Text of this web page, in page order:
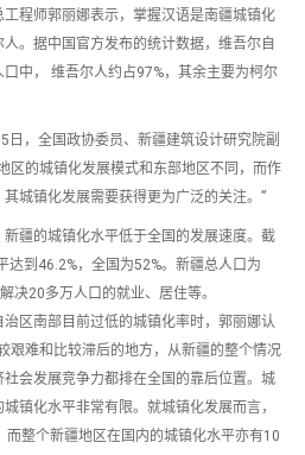
程师郭丽娜表示，掌握汉语是南疆城镇化
。据中国官方发布的统计数据，维吾尔自
中， 维吾尔人约占97%，其余主要为柯尔
，全国政协委员、新疆建筑设计研究院副
区的城镇化发展模式和东部地区不同，而作
城镇化发展需要获得更为广泛的关注。”
疆的城镇化水平低于全国的发展速度。截
到46.2%，全国为52%。新疆总人口为
决20多万人口的就业、居住等。
区南部目前过低的城镇化率时，郭丽娜认
艰难和比较滞后的地方，从新疆的整个情况
会发展竞争力都排在全国的靠后位置。城
镇化水平非常有限。就城镇化发展而言，
整个新疆地区在国内的城镇化水平亦有10